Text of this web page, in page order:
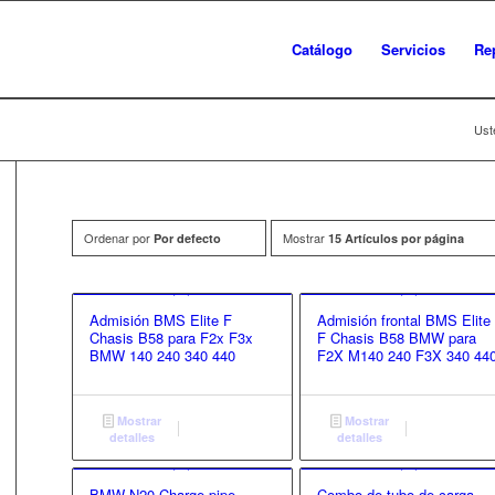
Catálogo Servicios
Ordenar por Por defecto Mostrar 15 Artículos por página
Admisión BMS Elite F
Chasis B58 para F2x F3x
BMW 140 240 340 440
Mostrar
detalles
Admisión frontal BMS Elite
F Chasis B58 BMW para
F2X M140 240 F3X 340
Mostrar
detalles